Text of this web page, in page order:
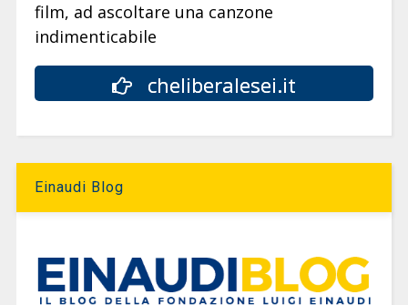
film, ad ascoltare una canzone
indimenticabile
cheliberalesei.it
Einaudi Blog